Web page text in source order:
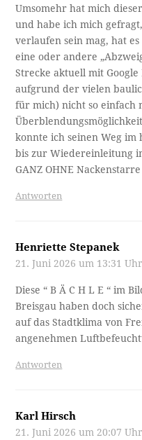
Umsomehr hat mich
und habe ich mich
verlaufen sein mag, hat
eine oder andere
Strecke aktuell mit
aufgrund der vielen
für mich) nicht so einfach
konnte ich seinen Weg
bis zur Wiedereinleitung
GANZ OHNE
Antworten
Henriette Stepanek
21. Juni 2026 um 13:31 Uhr
Diese “ B Ä C H L E “ im
Breisgau haben doch
auf das Stadtklima von
angenehmen
Antworten
Karl Hirsch
21. Juni 2026 um 20:07 Uhr